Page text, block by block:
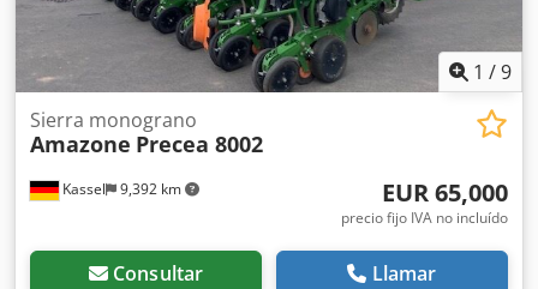
1 /9
Kassel 9,392 km
Sierra monograno
Amazone Precea 8002
EUR 65,000
precio fijo IVA no incluído
Consultar Llamar